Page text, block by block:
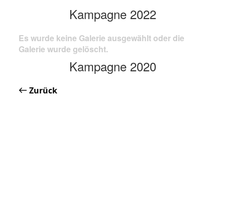
Kampagne 2022
Es wurde keine Galerie ausgewählt oder die
Galerie wurde gelöscht.
Kampagne 2020
Zurück